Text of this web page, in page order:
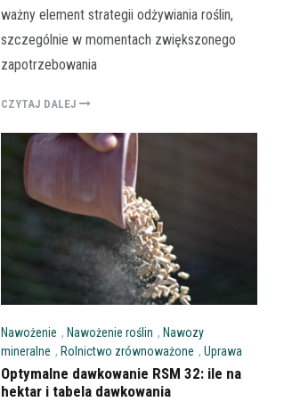
ważny element strategii odżywiania roślin,
szczególnie w momentach zwiększonego
zapotrzebowania
CZYTAJ DALEJ
Nawożenie , Nawożenie roślin , Nawozy
mineralne , Rolnictwo zrównoważone , Uprawa
Optymalne dawkowanie RSM 32: ile na
hektar i tabela dawkowania
Rolnictwo
Klucz do jakości w rolnictwie: Na czym
polega konfekcjonowanie nawozów i
dlaczego jest tak ważne?
Współczesne rolnictwo to precyzyjna maszyna,
w której każdy element ma znaczenie dla
finalnego plonu. Aby…